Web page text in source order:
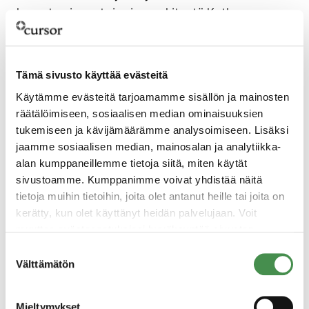
Tämä sivusto käyttää evästeitä
Käytämme evästeitä tarjoamamme sisällön ja mainosten
räätälöimiseen, sosiaalisen median ominaisuuksien
tukemiseen ja kävijämäärämme analysoimiseen. Lisäksi
jaamme sosiaalisen median, mainosalan ja analytiikka-
alan kumppaneillemme tietoja siitä, miten käytät
sivustoamme. Kumppanimme voivat yhdistää näitä
tietoja muihin tietoihin, joita olet antanut heille tai joita on
kerätty, kun olet käyttänyt heidän palvelujaan. Voit
valinta
Välttämätön
korostaa investoinnin merkitystä Kotkan-
Haminan seudun Power Coast akkuklusterille:
”On ilo, että Suomi ja Kotkan-Haminan seutu
pärjäävät kovassa globaalissa kilpailussa
investoinneista, varsinkin kun päätös tukee
muita akkuteollisuuden hankkeitamme. Tehty
työ tuottaa tuloksia ja se lisää uskoa valoisaan
tulevaisuuteen,” toteaa Lindström ja kiittää
lämpimästi kaikkia osapuolia.
Business Finlandilla on ollut myös vahva rooli
koelaitosinvestoinnin saamisessa Suomeen ja
”Suomi on erittäin kilpailukykyinen ympäristö
maailman markkinoille. CarbonScapen